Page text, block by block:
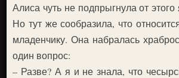
Алиса чуть не подпрыгнула от этого
Но тут же сообразила, что
младенчику. Она набралась
один вопрос:
– Разве? А я и не знала, что